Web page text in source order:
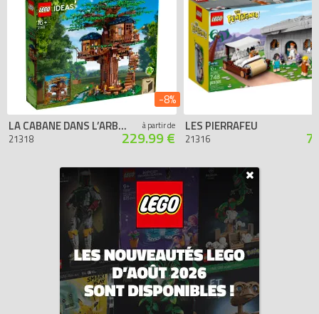
LA CABANE DANS L’ARBRE
21318
à partir de
229.99 €
-8%
LES PIERRAFEU
21316